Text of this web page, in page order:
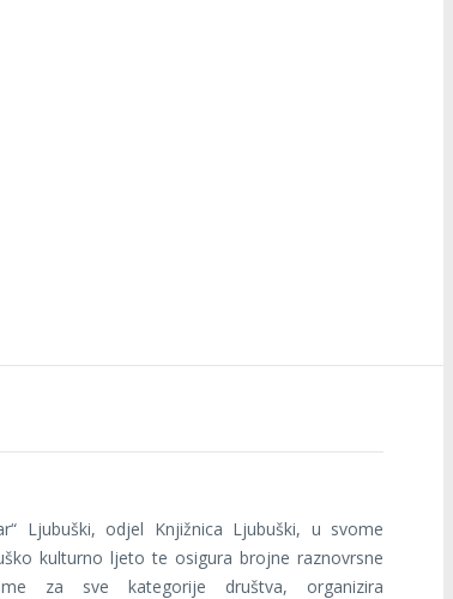
Ljubuški, odjel Knjižnica Ljubuški, u svome
kulturno ljeto te osigura brojne raznovrsne
za sve kategorije društva, organizira